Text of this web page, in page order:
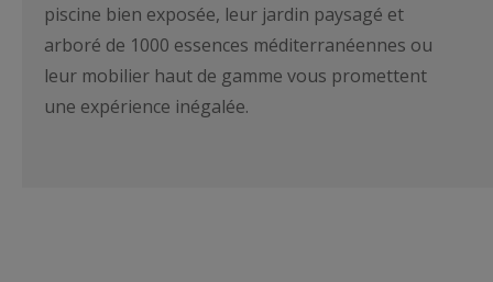
piscine bien exposée, leur jardin paysagé et
arboré de 1000 essences méditerranéennes ou
leur mobilier haut de gamme vous promettent
une expérience inégalée.